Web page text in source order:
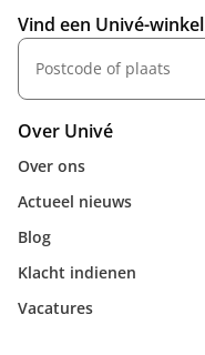
Vind een Univé-winkel
Over Univé
Over ons
Actueel nieuws
Blog
Klacht indienen
Vacatures